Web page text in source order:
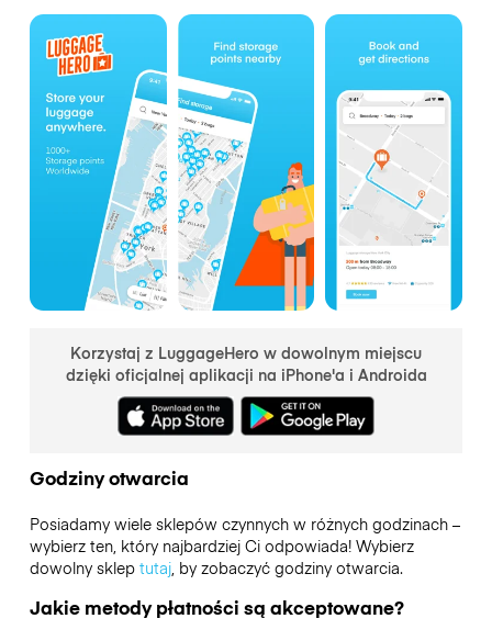
Korzystaj z LuggageHero w dowolnym miejscu
dzięki oficjalnej aplikacji na iPhone'a i Androida
Godziny otwarcia
Posiadamy wiele sklepów czynnych w różnych godzinach –
wybierz ten, który najbardziej Ci odpowiada! Wybierz
dowolny sklep tutaj, by zobaczyć godziny otwarcia.
Jakie metody płatności są akceptowane?